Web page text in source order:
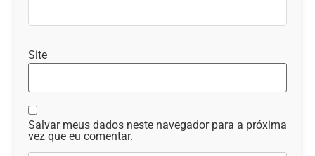
Site
Salvar meus dados neste navegador para a próxima
vez que eu comentar.